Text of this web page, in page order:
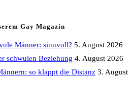
Gay Magazin
Männer: sinnvoll? 5. August 2026
schwulen Beziehung 4. August 2026
so klappt die Distanz 3. August